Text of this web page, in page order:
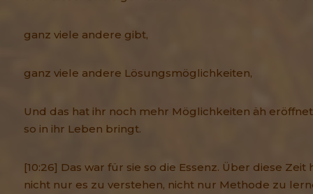
ganz viele andere gibt,
ganz viele andere Lösungsmöglichkeiten,
Und das hat ihr noch mehr Möglichkeiten äh
so in ihr Leben bringt.
[10:26] Das war für sie so die Essenz. Über diese Zeit
nicht nur es zu verstehen, nicht nur Methode zu